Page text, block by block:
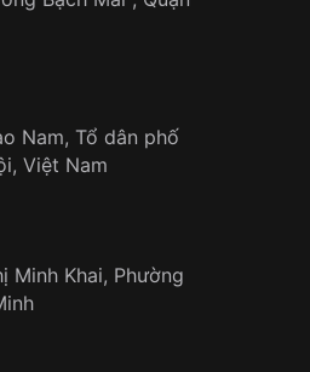
tra và thanh toán trực tiếp
khách hàng
hàng trong suốt quá
Nam, Tổ dân phố
Việt Nam
Minh Khai, Phường